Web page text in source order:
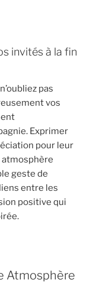
invités à la fin
pas
vos
Exprimer
pour leur
atmosphère
geste de
entre les
positive qui
Atmosphère